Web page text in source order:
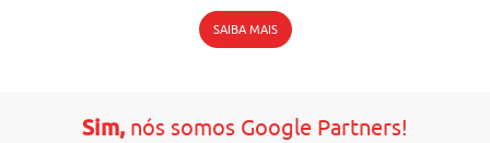
SAIBA MAIS
Sim,nós somos Google Partners!